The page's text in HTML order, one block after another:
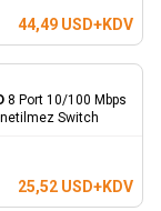
44,49 USD+KDV
8 Port 10/100 Mbps
Switch
25,52 USD+KDV